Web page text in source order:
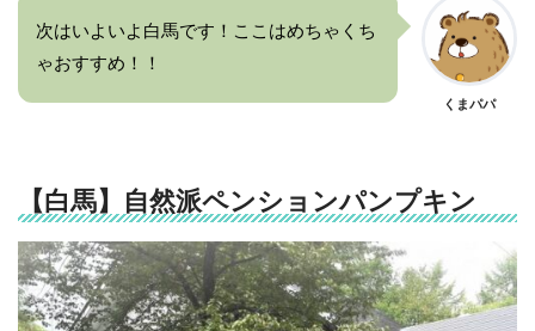
次はいよいよ白馬です！ここはめちゃくち
ゃおすすめ！！
くまパパ
【白馬】自然派ペンションパンプキン